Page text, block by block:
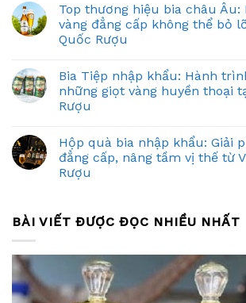
Top thương hiệu bia châu Âu:
vàng đẳng cấp không thể bỏ
Quốc Rượu
Bia Tiệp nhập khẩu: Hành
những giọt vàng huyền thoại
Rượu
Hộp quà bia nhập khẩu: Giải
đẳng cấp, nâng tầm vị thế từ
Rượu
BÀI VIẾT ĐƯỢC ĐỌC NHIỀU NHẤT